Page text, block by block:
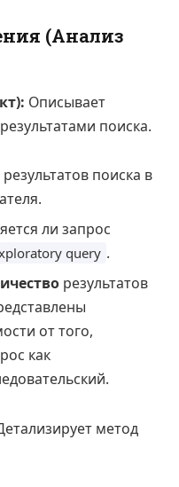
(Анализ
Описывает
поиска.
поиска в
ли запрос
query .
результатов
от того,
как
метод